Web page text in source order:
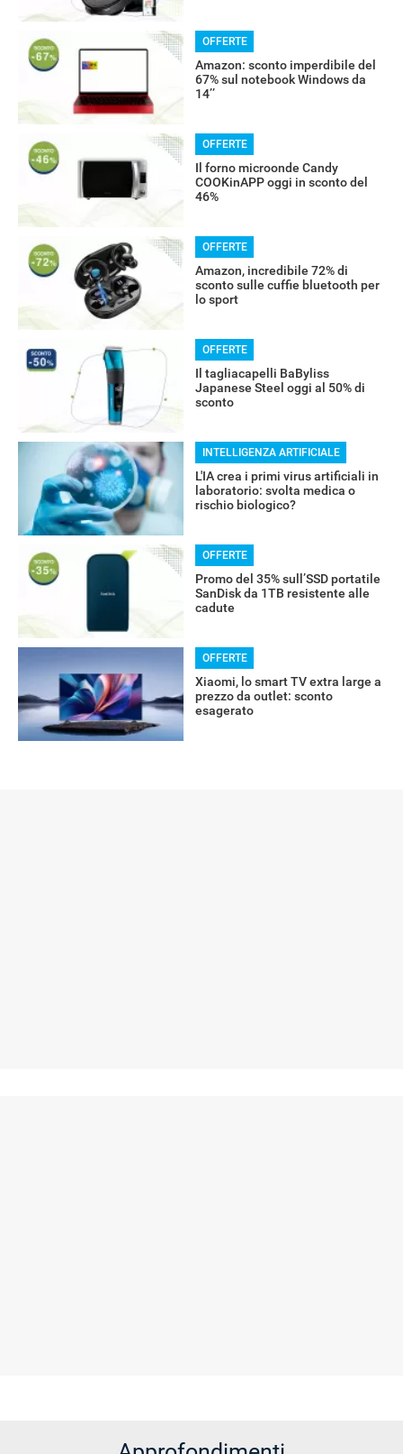
RECENSIONI
OFFERTE
Amazon: sconto imperdibile del
67% sul notebook Windows da
14’’
OFFERTE
Il forno microonde Candy
COOKinAPP oggi in sconto del
46%
OFFERTE
Amazon, incredibile 72% di
sconto sulle cuffie bluetooth per
lo sport
OFFERTE
Il tagliacapelli BaByliss
Japanese Steel oggi al 50% di
sconto
INTELLIGENZA ARTIFICIALE
L'IA crea i primi virus artificiali in
laboratorio: svolta medica o
rischio biologico?
OFFERTE
Promo del 35% sull’SSD portatile
SanDisk da 1TB resistente alle
cadute
OFFERTE
Xiaomi, lo smart TV extra large a
prezzo da outlet: sconto
esagerato